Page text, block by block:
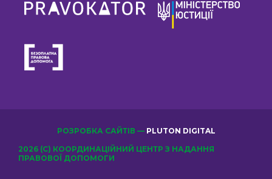
2026 (С) КООРДИНАЦІЙНИЙ ЦЕНТР З НАДАННЯ
ПРАВОВОЇ ДОПОМОГИ
РОЗРОБКА САЙТІВ — PLUTON DIGITAL